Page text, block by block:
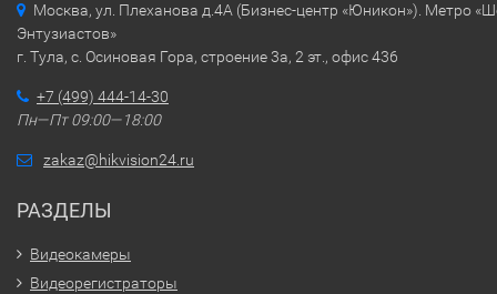
Москва, ул. Плеханова д.4А (Бизнес-центр «Юникон»). Метро
Энтузиастов»
г. Тула, с. Осиновая Гора, строение 3а, 2 эт., офис 436
+7 (499) 444-14-30
Пн—Пт 09:00—18:00
zakaz@hikvision24.ru
РАЗДЕЛЫ
Видеокамеры
Видеорегистраторы